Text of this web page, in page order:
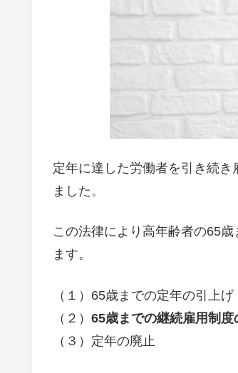
定年に達した労働者を引き続き
ました。
この法律により高年齢者の65
ます。
（１）65歳までの定年の引上げ
（２） 65歳までの継続雇用制度
（３）定年の廃止